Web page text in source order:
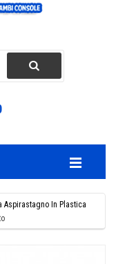
Aspirastagno In Plastica